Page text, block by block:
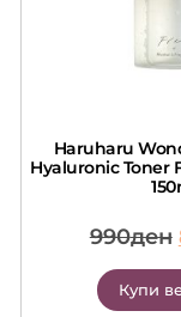
Haruharu
Hyaluronic Toner
990ден
Купи